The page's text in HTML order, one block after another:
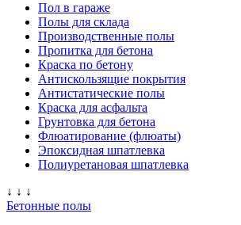
Пол в гараже
Полы для склада
Производственные полы
Пропитка для бетона
Краска по бетону
Антискользящие покрытия
Антистатические полы
Краска для асфальта
Грунтовка для бетона
Флюатирование (флюаты)
Эпоксидная шпатлевка
Полиуретановая шпатлевка
↓ ↓ ↓
Бетонные полы